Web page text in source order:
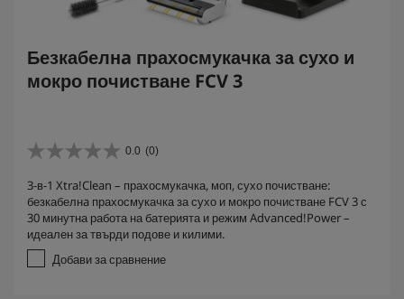
Безкабелнa прахосмукачка за сухо и
мокро почистване FCV 3
0.0 (0)
0
0
о
т
5
в
3-в-1 Xtra!Clean – прахосмукачка, моп, сухо почистване:
безкабелнa прахосмукачка за сухо и мокро почистване FCV 3 с
30 минутна работа на батерията и режим Advanced!Power –
идеален за твърди подове и килими.
Добави за сравнение